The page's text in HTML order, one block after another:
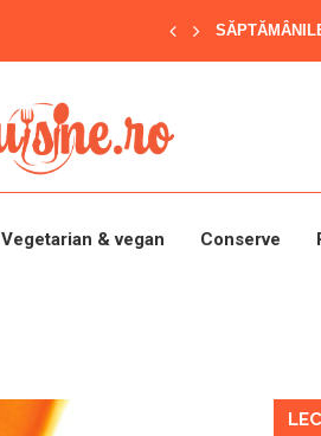
Vegetarian & vegan Conserve